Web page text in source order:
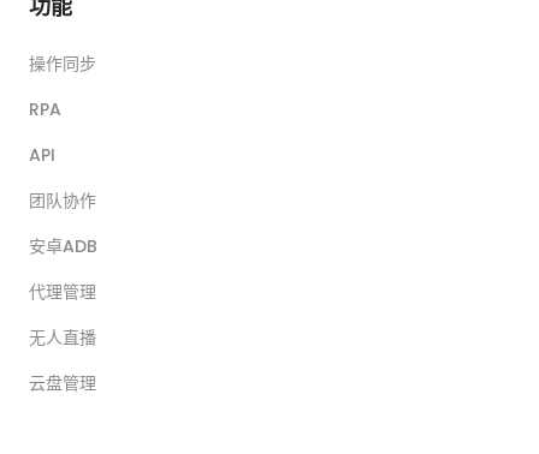
功能
操作同步
RPA
API
团队协作
安卓ADB
代理管理
无人直播
云盘管理